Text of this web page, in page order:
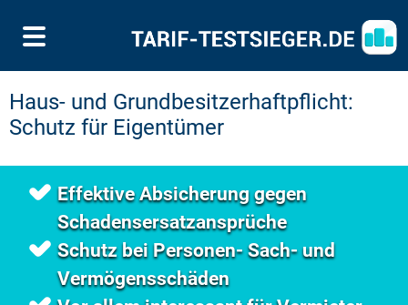
Haus- und Grundbesitzerhaftpflicht:
Schutz für Eigentümer
Effektive Absicherung gegen
Schadensersatzansprüche
Schutz bei Personen- Sach- und
Vermögensschäden